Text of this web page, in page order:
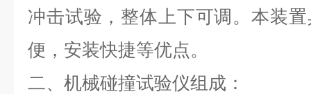
冲击试验， 整体上下可调。本装
便，安装快捷等优点。
二、机械碰撞试验仪组成：